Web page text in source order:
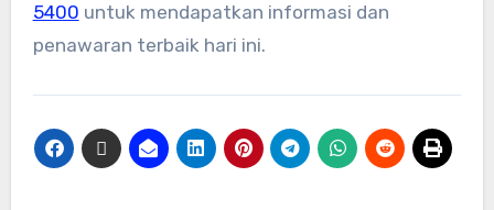
5400 untuk mendapatkan informasi dan
penawaran terbaik hari ini.